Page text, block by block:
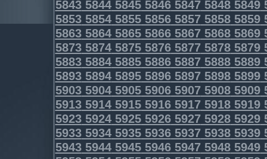
5843584458455846584758485849
5853585458555856585758585859
5863586458655866586758685869
5873587458755876587758785879
5883588458855886588758885889
5893589458955896589758985899
5903590459055906590759085909
5913591459155916591759185919
5923592459255926592759285929
5933593459355936593759385939
5943594459455946594759485949